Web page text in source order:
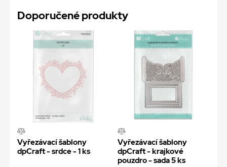
Doporučené produkty
Vyřezávací šablony
dpCraft - srdce - 1 ks
Vyřezávací šablony
dpCraft - krajkové
pouzdro - sada 5 ks